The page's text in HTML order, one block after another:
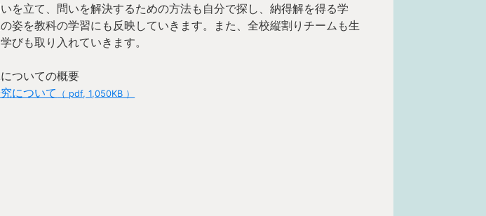
を立て、問いを解決するための方法も自分で探し、納得解を得る学
姿を教科の学習にも反映していきます。また、全校縦割りチームも生
びも取り入れていきます。
ついての概要
について
（ pdf, 1,050KB ）